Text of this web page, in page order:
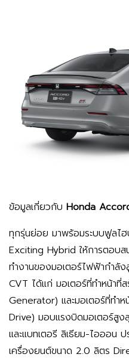
ข้อมูลเกี่ยวกับ Honda
ทุกรุ่นย่อย มาพร้อมระบบฟูลไ
Exciting Hybrid ให้การตอบ
ทำงานของมอเตอร์ไฟฟ้ากำลั
CVT ได้แก่ มอเตอร์ที่ทำหน้าที่
Generator) และมอเตอร์ที่ทำ
Drive) มอบแรงบิดมอเตอร์สู
และแบทเตอรี ลิเธียม-ไอออน
เครื่องยนต์ขนาด 2.0 ลิตร